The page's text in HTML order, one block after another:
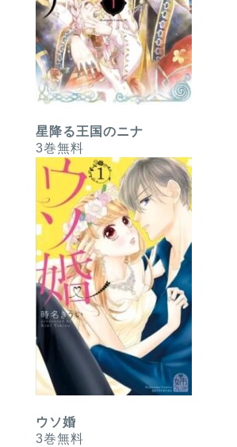
星降る王国のニナ
3巻無料
ウソ婚
3巻無料